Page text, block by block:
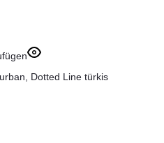
Dotted Line türkis